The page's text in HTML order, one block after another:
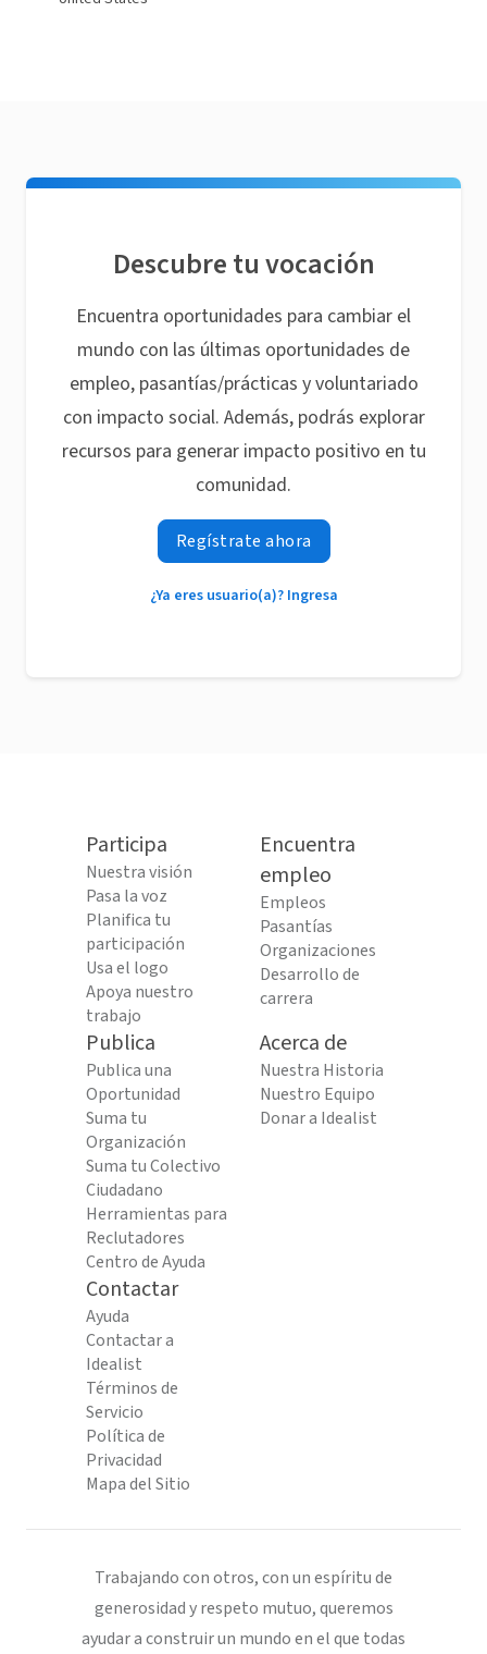
Descubre tu vocación
Encuentra oportunidades para cambiar el
mundo con las últimas oportunidades de
empleo, pasantías/prácticas y voluntariado
con impacto social. Además, podrás explorar
recursos para generar impacto positivo en tu
comunidad.
Regístrate ahora
¿Ya eres usuario(a)? Ingresa
Participa
Nuestra visión
Pasa la voz
Planifica tu
participación
Usa el logo
Apoya nuestro
trabajo
Encuentra
empleo
Empleos
Pasantías
Organizaciones
Desarrollo de
carrera
Publica
Publica una
Oportunidad
Suma tu
Organización
Suma tu Colectivo
Ciudadano
Herramientas para
Reclutadores
Centro de Ayuda
Acerca de
Nuestra Historia
Nuestro Equipo
Donar a Idealist
Contactar
Ayuda
Contactar a
Idealist
Términos de
Servicio
Política de
Privacidad
Mapa del Sitio
Trabajando con otros, con un espíritu de
generosidad y respeto mutuo, queremos
ayudar a construir un mundo en el que todas